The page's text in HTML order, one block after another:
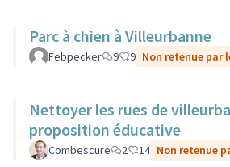
Parc à chien à Villeurbanne
Febpecker 9 9 Non retenue par
Nettoyer les rues de
proposition éducative
Combescure 2 14 Non retenue